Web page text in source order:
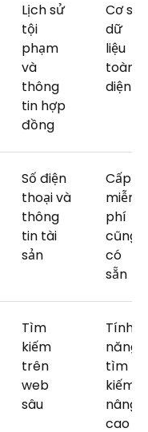
Lịch sử
tội
phạm
và
thông
tin hợp
đồng
Cơ sở
dữ
liệu
toàn
diện
Số điện
thoại và
thông
tin tài
sản
Cấp
miễn
phí
cũng
có
sẵn
Tìm
kiếm
trên
web
sâu
Tính
năng
tìm
kiếm
nâng
cao